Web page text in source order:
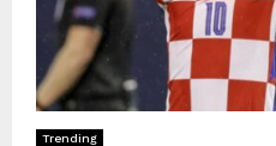
Trending